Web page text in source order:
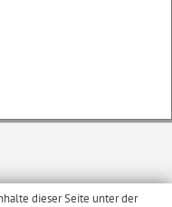
dieser Seite unter der